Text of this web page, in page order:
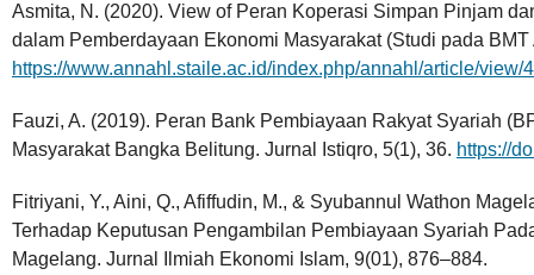
Asmita, N. (2020). View of Peran Koperasi Simpan Pinjam
dalam Pemberdayaan Ekonomi Masyarakat (Studi pada
https://www.annahl.staile.ac.id/index.php/annahl/article/view/
Fauzi, A. (2019). Peran Bank Pembiayaan Rakyat Syariah
Masyarakat Bangka Belitung. Jurnal Istiqro, 5(1), 36. https://
Fitriyani, Y., Aini, Q., Afiffudin, M., & Syubannul Wathon
Terhadap Keputusan Pengambilan Pembiayaan Syariah
Magelang. Jurnal Ilmiah Ekonomi Islam, 9(01), 876–884.